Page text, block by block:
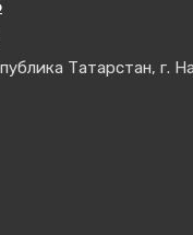
Татарстан, г.